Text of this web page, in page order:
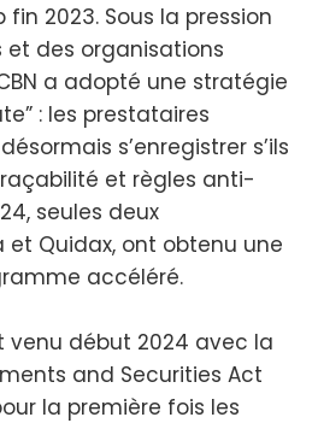
2023. Sous la pression
des organisations
a adopté une stratégie
: les prestataires
s’enregistrer s’ils
et règles anti-
seules deux
et Quidax, ont obtenu une
accéléré.
venu début 2024 avec la
and Securities Act
la première fois les